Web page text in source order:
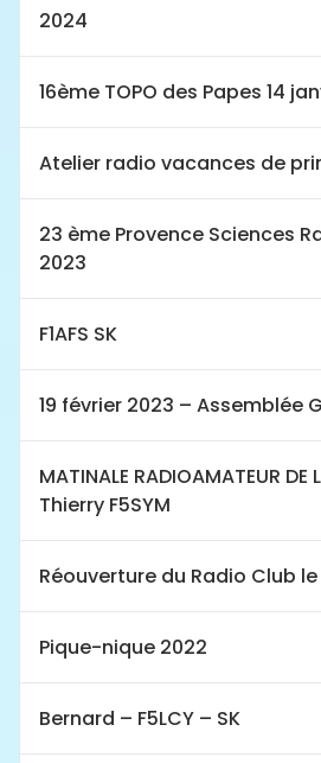
2024
16ème TOPO des Papes 14
Atelier radio vacances de
23 ème Provence Sciences
2023
F1AFS SK
19 février 2023 – Assemblée
MATINALE RADIOAMATEUR DE
Thierry F5SYM
Réouverture du Radio Club
Pique-nique 2022
Bernard – F5LCY – SK